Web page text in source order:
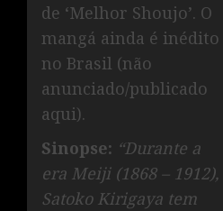
de ‘Melhor Shoujo’. O
mangá ainda é inédito
no Brasil (não
anunciado/publicado
aqui).
Sinopse: “Durante a
era Meiji (1868 – 1912),
Satoko Kirigaya tem